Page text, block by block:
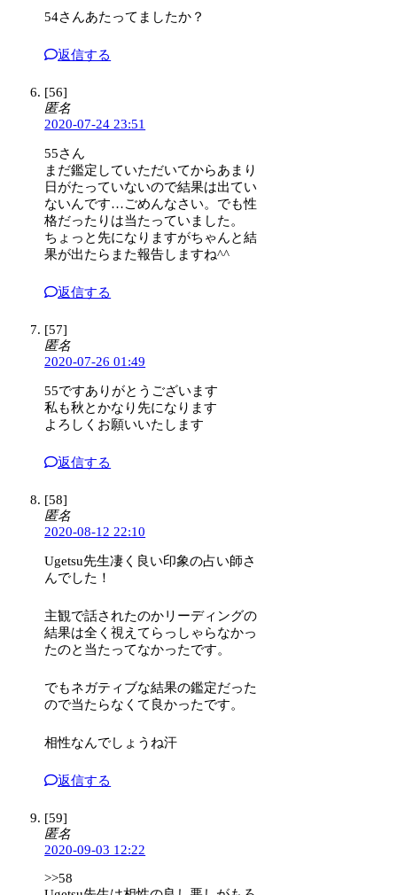
54さんあたってましたか？
返信する
[56]
匿名
2020-07-24 23:51
55さん
まだ鑑定していただいてからあまり
日がたっていないので結果は出てい
ないんです…ごめんなさい。でも性
格だったりは当たっていました。
ちょっと先になりますがちゃんと結
果が出たらまた報告しますね^^
返信する
[57]
匿名
2020-07-26 01:49
55ですありがとうございます
私も秋とかなり先になります
よろしくお願いいたします
返信する
[58]
匿名
2020-08-12 22:10
Ugetsu先生凄く良い印象の占い師さ
んでした！
主観で話されたのかリーディングの
結果は全く視えてらっしゃらなかっ
たのと当たってなかったです。
でもネガティブな結果の鑑定だった
ので当たらなくて良かったです。
相性なんでしょうね汗
返信する
[59]
匿名
2020-09-03 12:22
>>58